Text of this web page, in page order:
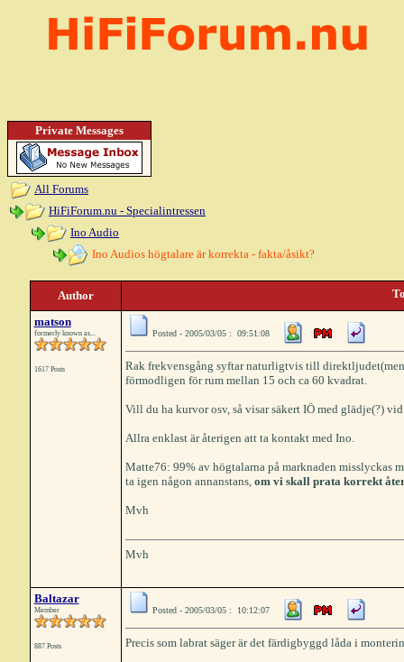
Private Messages
All Forums
HiFiForum.nu - Specialintressen
Ino Audio
Ino Audios högtalare är korrekta - fakta/åsikt?
Author
matson
formerly known as...
1617 Posts
Posted - 2005/03/05 : 09:51:08
Rak frekvensgång syftar naturligtvis till
förmodligen för rum mellan 15 och ca 60 kvadrat.
Vill du ha kurvor osv, så visar säkert IÖ med glädje(?)
Allra enklast är återigen att ta kontakt med Ino.
Matte76: 99% av högtalarna på marknaden misslyckas
ta igen någon annanstans, om vi skall prata korrekt
Mvh
Mvh
Baltazar
Member
887 Posts
Posted - 2005/03/05 : 10:12:07
Precis som labrat säger är det färdigbyggd låda i